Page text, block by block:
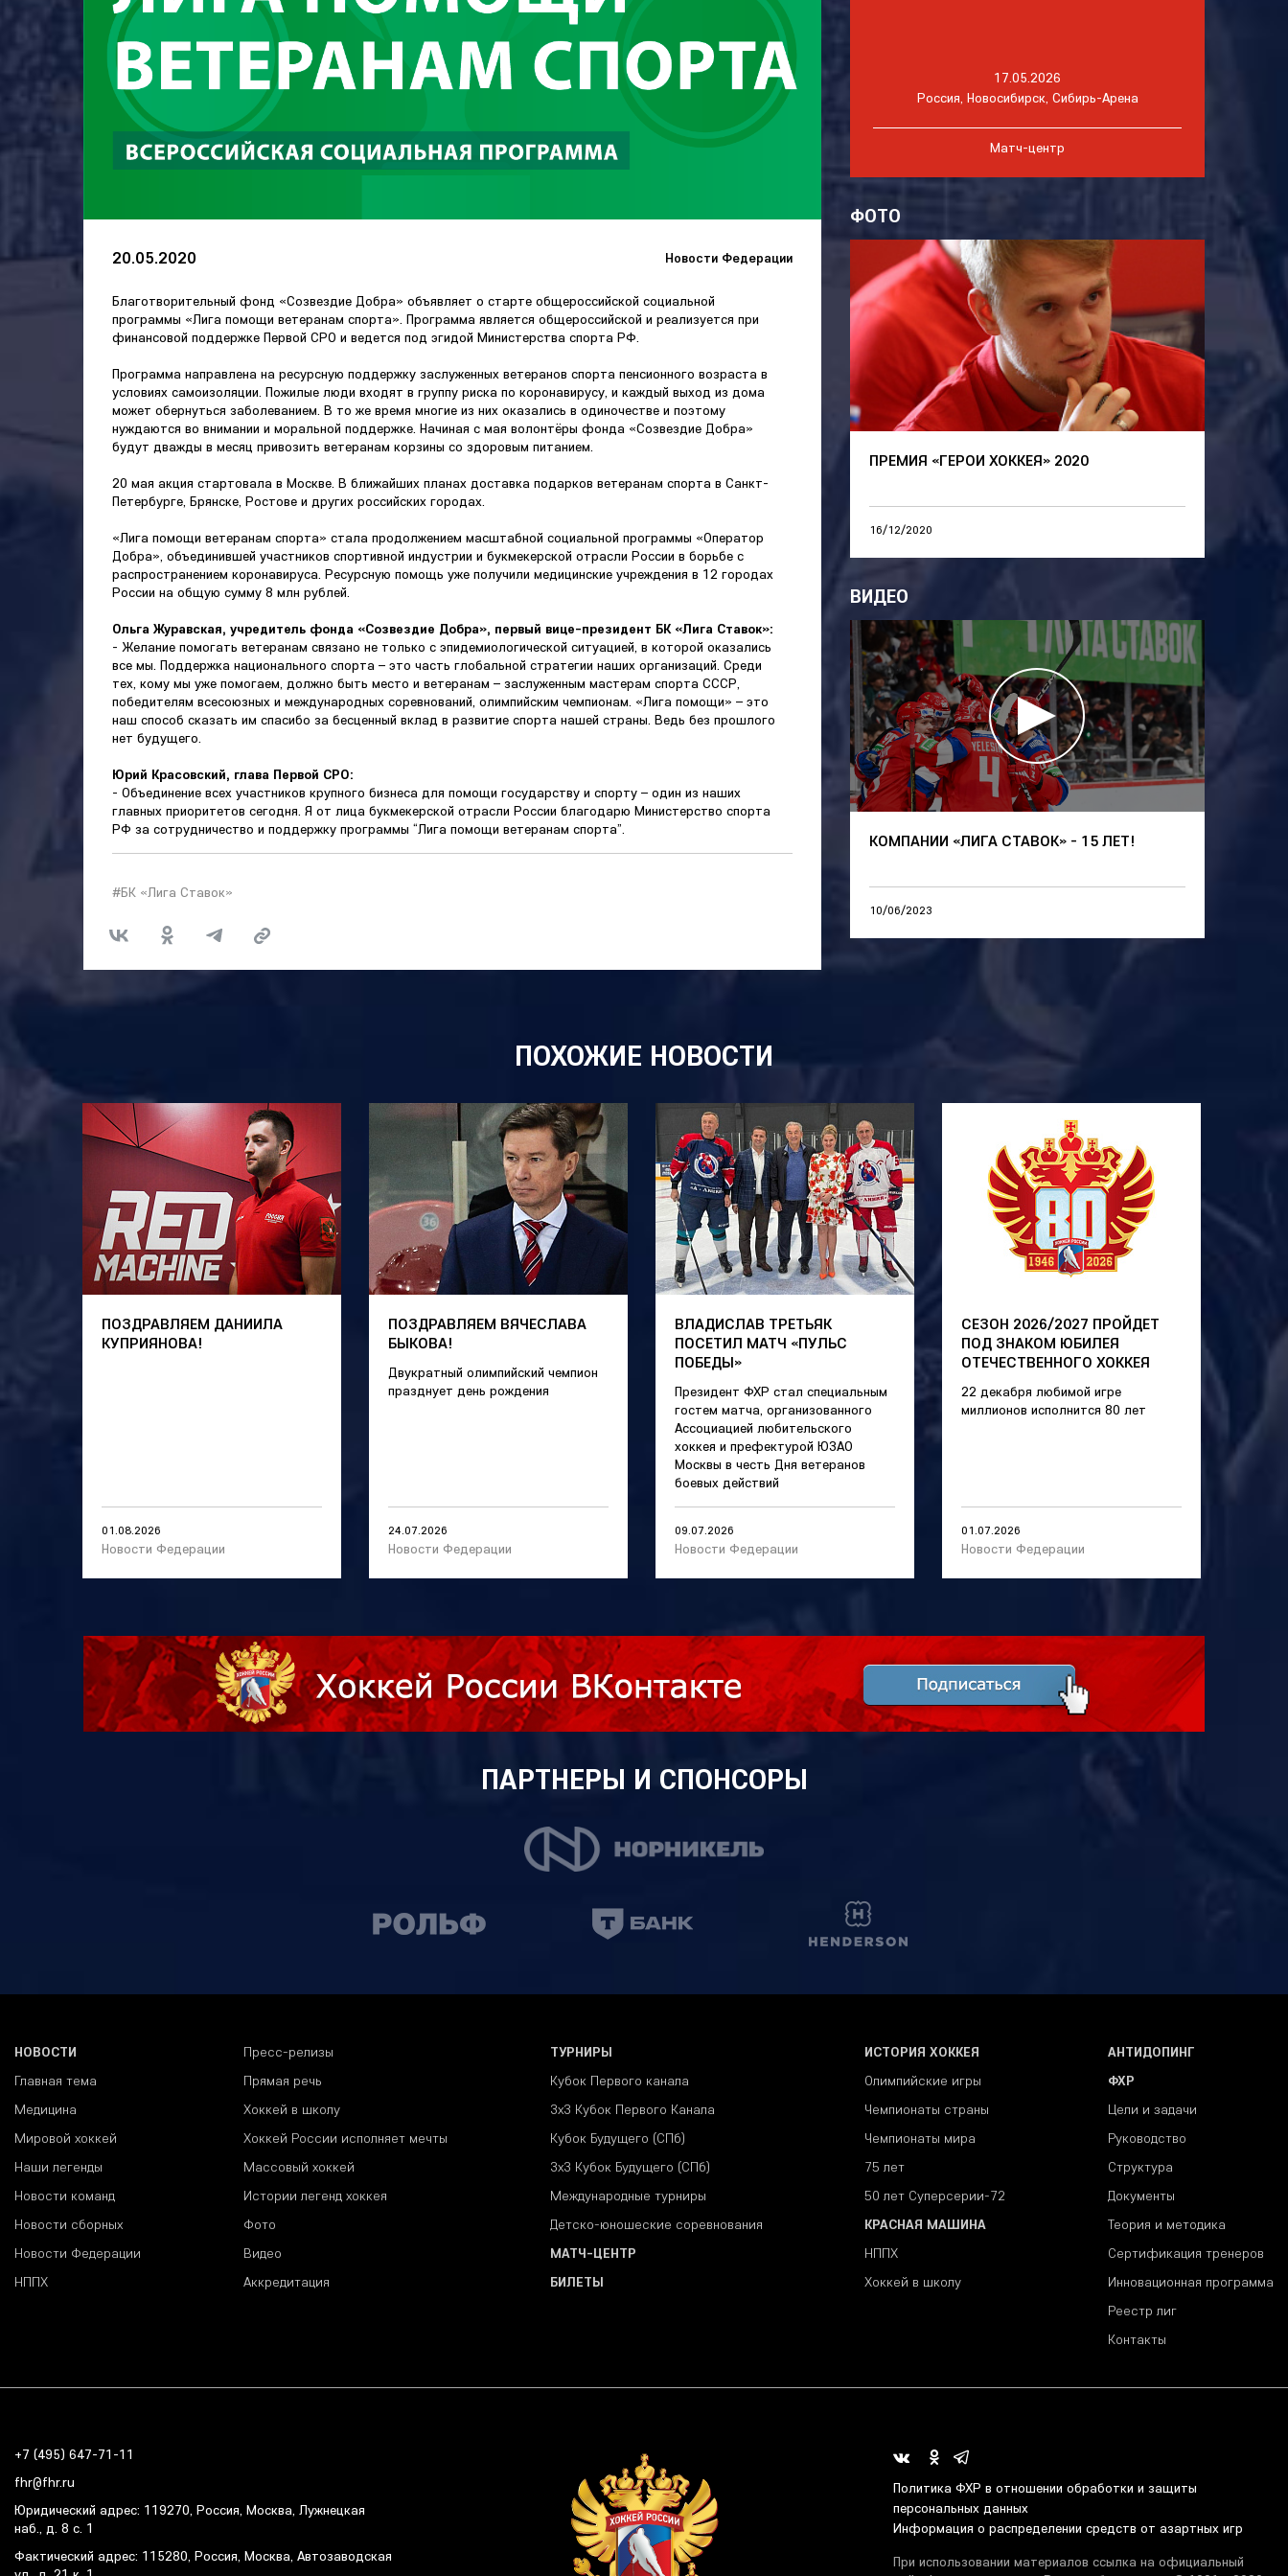
20.05.2020 Новости Федерации
Благотворительный фонд «Созвездие Добра» объявляет о старте общероссийской социальной
программы «Лига помощи ветеранам спорта». Программа является общероссийской и реализуется при
финансовой поддержке Первой СРО и ведется под эгидой Министерства спорта РФ.
Программа направлена на ресурсную поддержку заслуженных ветеранов спорта пенсионного возраста в
условиях самоизоляции. Пожилые люди входят в группу риска по коронавирусу, и каждый выход из дома
может обернуться заболеванием. В то же время многие из них оказались в одиночестве и поэтому
нуждаются во внимании и моральной поддержке. Начиная с мая волонтёры фонда «Созвездие Добра»
будут дважды в месяц привозить ветеранам корзины со здоровым питанием.
20 мая акция стартовала в Москве. В ближайших планах доставка подарков ветеранам спорта в Санкт-
Петербурге, Брянске, Ростове и других российских городах.
«Лига помощи ветеранам спорта» стала продолжением масштабной социальной программы «Оператор
Добра», объединившей участников спортивной индустрии и букмекерской отрасли России в борьбе с
распространением коронавируса. Ресурсную помощь уже получили медицинские учреждения в 12 городах
России на общую сумму 8 млн рублей.
Ольга Журавская, учредитель фонда «Созвездие Добра», первый вице-президент БК «Лига Ставок»:
- Желание помогать ветеранам связано не только с эпидемиологической ситуацией, в которой оказались
все мы. Поддержка национального спорта – это часть глобальной стратегии наших организаций. Среди
тех, кому мы уже помогаем, должно быть место и ветеранам – заслуженным мастерам спорта СССР,
победителям всесоюзных и международных соревнований, олимпийским чемпионам. «Лига помощи» – это
наш способ сказать им спасибо за бесценный вклад в развитие спорта нашей страны. Ведь без прошлого
нет будущего.
Юрий Красовский, глава Первой СРО:
- Объединение всех участников крупного бизнеса для помощи государству и спорту – один из наших
главных приоритетов сегодня. Я от лица букмекерской отрасли России благодарю Министерство спорта
РФ за сотрудничество и поддержку программы “Лига помощи ветеранам спорта”.
#БК «Лига Ставок»
17.05.2026
Россия, Новосибирск, Сибирь-Арена
Матч-центр
ФОТО
ПРЕМИЯ «ГЕРОИ ХОККЕЯ» 2020
16/12/2020
ВИДЕО
КОМПАНИИ «ЛИГА СТАВОК» - 15 ЛЕТ!
10/06/2023
ПОХОЖИЕ НОВОСТИ
ПОЗДРАВЛЯЕМ ДАНИИЛА
КУПРИЯНОВА!
01.08.2026
Новости Федерации
ПОЗДРАВЛЯЕМ ВЯЧЕСЛАВА
БЫКОВА!
Двукратный олимпийский чемпион
празднует день рождения
24.07.2026
Новости Федерации
ВЛАДИСЛАВ ТРЕТЬЯК
ПОСЕТИЛ МАТЧ «ПУЛЬС
ПОБЕДЫ»
Президент ФХР стал специальным
гостем матча, организованного
Ассоциацией любительского
хоккея и префектурой ЮЗАО
Москвы в честь Дня ветеранов
боевых действий
09.07.2026
Новости Федерации
СЕЗОН 2026/2027 ПРОЙДЕТ
ПОД ЗНАКОМ ЮБИЛЕЯ
ОТЕЧЕСТВЕННОГО ХОККЕЯ
22 декабря любимой игре
миллионов исполнится 80 лет
01.07.2026
Новости Федерации
ПАРТНЕРЫ И СПОНСОРЫ
НОВОСТИ
Главная тема
Медицина
Мировой хоккей
Наши легенды
Новости команд
Новости сборных
Новости Федерации
НППХ
Пресс-релизы
Прямая речь
Хоккей в школу
Хоккей России исполняет мечты
Массовый хоккей
Истории легенд хоккея
Фото
Видео
Аккредитация
ТУРНИРЫ
Кубок Первого канала
3x3 Кубок Первого Канала
Кубок Будущего (СПб)
3х3 Кубок Будущего (СПб)
Международные турниры
Детско-юношеские соревнования
МАТЧ-ЦЕНТР
БИЛЕТЫ
ИСТОРИЯ ХОККЕЯ
Олимпийские игры
Чемпионаты страны
Чемпионаты мира
75 лет
50 лет Суперсерии-72
КРАСНАЯ МАШИНА
НППХ
Хоккей в школу
АНТИДОПИНГ
ФХР
Цели и задачи
Руководство
Структура
Документы
Теория и методика
Сертификация тренеров
Инновационная программа
Реестр лиг
Контакты
+7 (495) 647-71-11
fhr@fhr.ru
Юридический адрес: 119270, Россия, Москва, Лужнецкая
наб., д. 8 с. 1
Фактический адрес: 115280, Россия, Москва, Автозаводская
Политика ФХР в отношении обработки и защиты
персональных данных
Информация о распределении средств от азартных игр
При использовании материалов ссылка на официальный